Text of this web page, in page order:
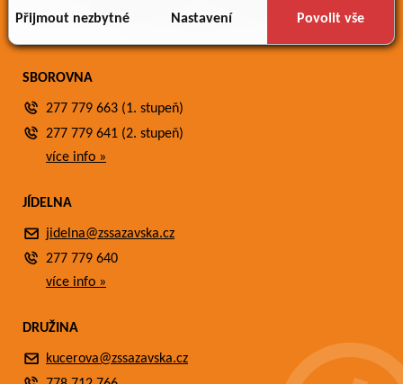
důsledku toho, že používáte jejich služby.
Přijmout nezbytné Nastavení Povolit vše
SBOROVNA
277 779 663 (1. stupeň)
277 779 641 (2. stupeň)
více info »
JÍDELNA
jidelna@zssazavska.cz
277 779 640
více info »
DRUŽINA
kucerova@zssazavska.cz